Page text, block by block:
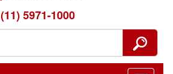
(11) 5971-1000